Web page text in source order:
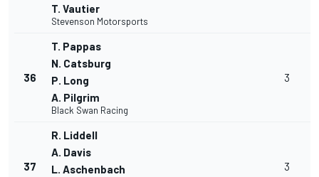
T. Vautier
Stevenson Motorsports
36
T. Pappas
N. Catsburg
P. Long
A. Pilgrim
Black Swan Racing
3
37
R. Liddell
A. Davis
L. Aschenbach
3